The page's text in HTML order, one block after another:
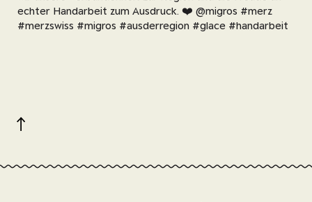
echter Handarbeit zum Ausdruck. ❤️ @migros #merz
#merzswiss #migros #ausderregion #glace #handarbeit